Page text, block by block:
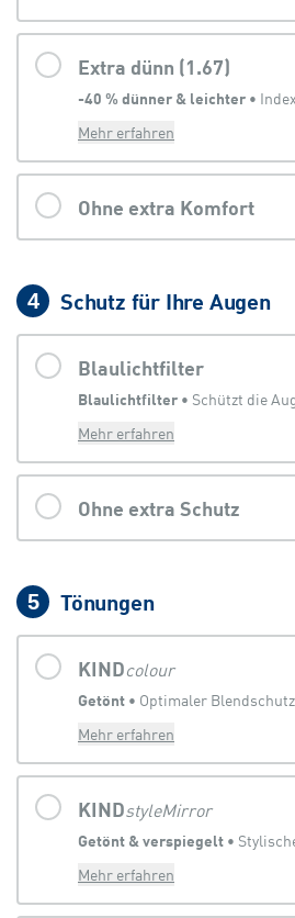
Extra dünn (1.67)
-40 % dünner & leichter •
Mehr erfahren
Ohne extra Komfort
4 Schutz für Ihre Augen
Blaulichtfilter
Blaulichtfilter •
Mehr erfahren
Ohne extra Schutz
5 Tönungen
KINDcolour
Getönt • Optimaler
Mehr erfahren
KINDstyleMirror
Getönt & verspiegelt •
Mehr erfahren